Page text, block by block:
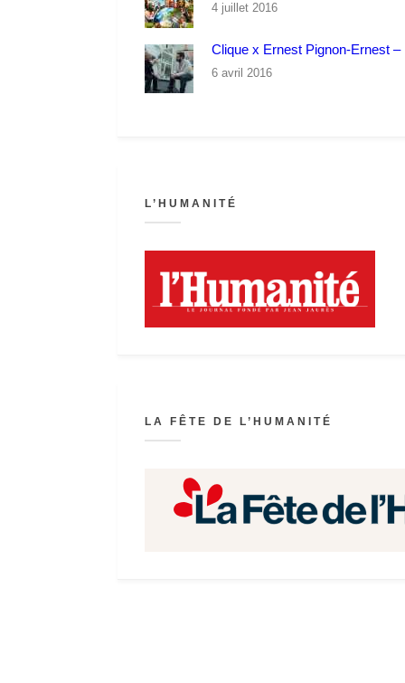
4 juillet 2016
Clique x Ernest Pignon-Ernest
6 avril 2016
L’HUMANITÉ
LA FÊTE DE L’HUMANITÉ